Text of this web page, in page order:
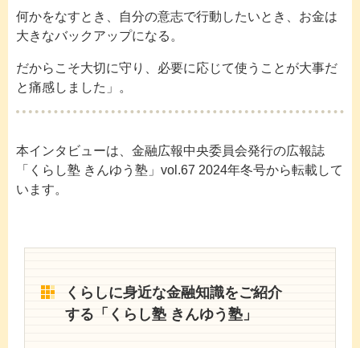
何かをなすとき、自分の意志で行動したいとき、お金は
大きなバックアップになる。
だからこそ大切に守り、必要に応じて使うことが大事だ
と痛感しました」。
本インタビューは、金融広報中央委員会発行の広報誌
「くらし塾 きんゆう塾」vol.67 2024年冬号から転載して
います。
くらしに身近な金融知識をご紹介
する「くらし塾 きんゆう塾」